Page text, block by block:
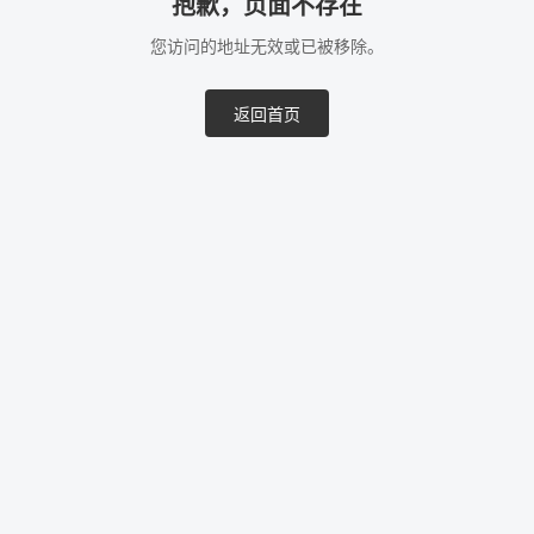
抱歉，页面不存在
您访问的地址无效或已被移除。
返回首页